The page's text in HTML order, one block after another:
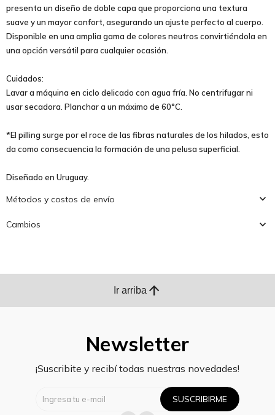
presenta un diseño de doble capa que proporciona una textura
suave y un mayor confort, asegurando un ajuste perfecto al cuerpo.
Disponible en una amplia gama de colores neutros convirtiéndola en
una opción versátil para cualquier ocasión.
Cuidados:
Lavar a máquina en ciclo delicado con agua fría. No centrifugar ni
usar secadora. Planchar a un máximo de 60°C.
*El pilling surge por el roce de las fibras naturales de los hilados, esto
da como consecuencia la formación de una pelusa superficial.
Diseñado en Uruguay.
Métodos y costos de envío
Cambios
Ir arriba arrow_upward
Newsletter
¡Suscribite y recibí todas nuestras novedades!
SUSCRIBIRME